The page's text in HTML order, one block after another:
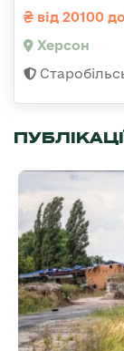
від 20100
Херсон